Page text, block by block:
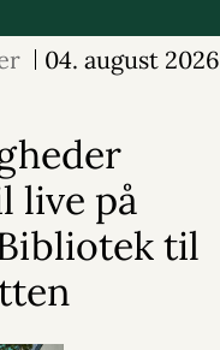
04. august 2026
live på
til